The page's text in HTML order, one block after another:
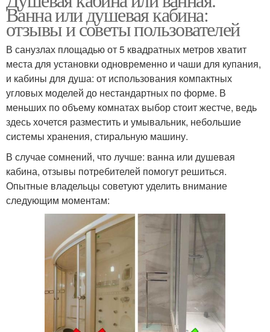
Ванна или душевая кабина:
отзывы и советы пользователей
В санузлах площадью от 5 квадратных метров хватит
места для установки одновременно и чаши для купания,
и кабины для душа: от использования компактных
угловых моделей до нестандартных по форме. В
меньших по объему комнатах выбор стоит жестче, ведь
здесь хочется разместить и умывальник, небольшие
системы хранения, стиральную машину.
В случае сомнений, что лучше: ванна или душевая
кабина, отзывы потребителей помогут решиться.
Опытные владельцы советуют уделить внимание
следующим моментам: